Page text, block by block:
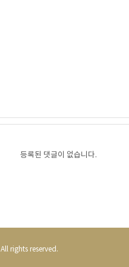
등록된 댓글이 없습니다.
All rights reserved.